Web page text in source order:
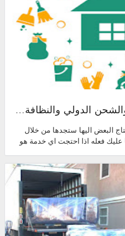
خدمات نقل العفش والشحن الدولي والنظافة والصيانة وبعض الخدمات المنزلية
البعض اليها ستجدها من خلال
عليك فعله اذا احتجت اي خدمة هو